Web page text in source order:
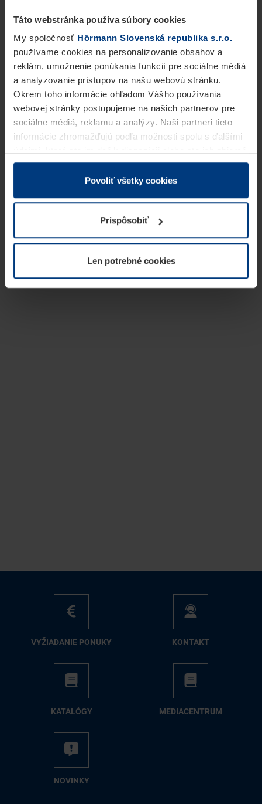
Táto webstránka používa súbory cookies
My spoločnosť Hörmann Slovenská republika s.r.o.
používame cookies na personalizovanie obsahov a
reklám, umožnenie ponúkania funkcií pre sociálne médiá
a analyzovanie prístupov na našu webovú stránku.
Okrem toho informácie ohľadom Vášho používania
webovej stránky postupujeme na našich partnerov pre
sociálne médiá, reklamu a analýzy. Naši partneri tieto
informácie zhromažďujú podľa možnosti spolu s ďalšími
v rámci Vášho využívania služieb.
Z právneho hľadiska môžeme cookies ukladať na Vašom
prevádzku tejto stránky. Pre všetky ostatné typy cookie
potrebujeme Vaše povolenie. Vaše povolenie môžete
kedykoľvek zmeniť alebo odvolať vo vysvetlení cookie
našej webovej stránky.
Povoliť všetky cookies
Prispôsobiť
Len potrebné cookies
VY­ŽIA­DA­NIE PO­NU­KY KON­TAKT
KA­TA­LÓ­GY ME­DIA­CEN­TRUM
NO­VIN­KY